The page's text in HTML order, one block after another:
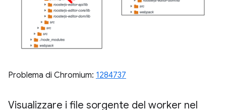
Problema di Chromium: 1284737
Visualizzare i file sorgente del worker nel